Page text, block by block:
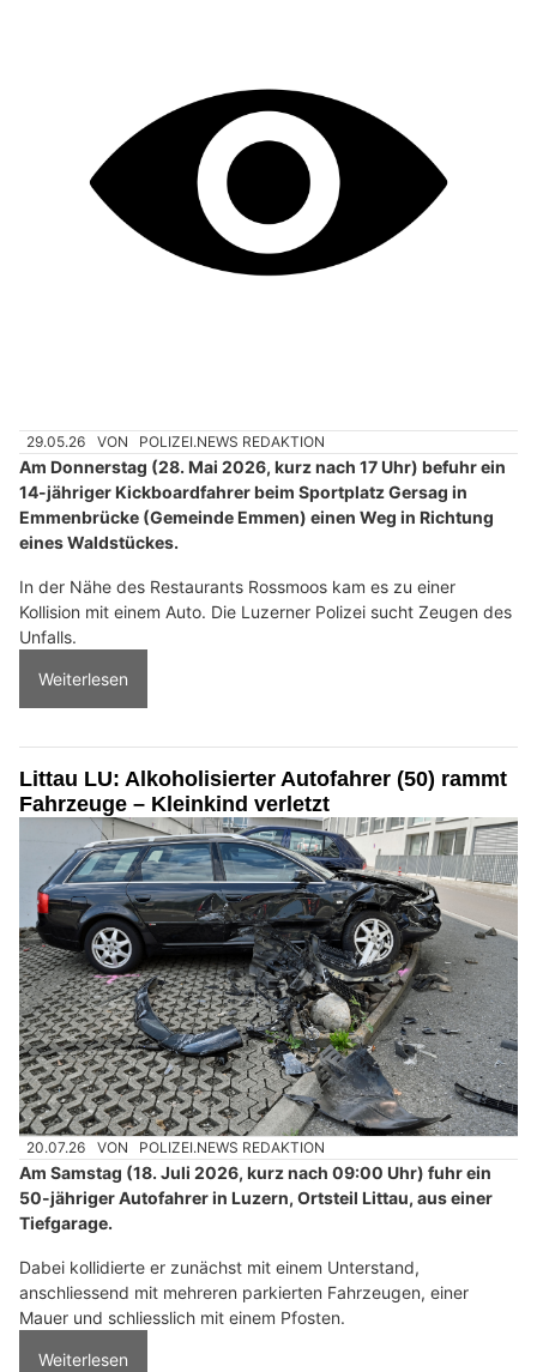
29.05.26 VON POLIZEI.NEWS REDAKTION
Am Donnerstag (28. Mai 2026, kurz nach 17 Uhr) befuhr ein
14-jähriger Kickboardfahrer beim Sportplatz Gersag in
Emmenbrücke (Gemeinde Emmen) einen Weg in Richtung
eines Waldstückes.
In der Nähe des Restaurants Rossmoos kam es zu einer
Kollision mit einem Auto. Die Luzerner Polizei sucht Zeugen des
Unfalls.
Weiterlesen
Littau LU: Alkoholisierter Autofahrer (50) rammt
Fahrzeuge – Kleinkind verletzt
20.07.26 VON POLIZEI.NEWS REDAKTION
Am Samstag (18. Juli 2026, kurz nach 09:00 Uhr) fuhr ein
50-jähriger Autofahrer in Luzern, Ortsteil Littau, aus einer
Tiefgarage.
Dabei kollidierte er zunächst mit einem Unterstand,
anschliessend mit mehreren parkierten Fahrzeugen, einer
Mauer und schliesslich mit einem Pfosten.
Weiterlesen